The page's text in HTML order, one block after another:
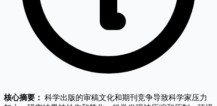
核心摘要： 科学出版的审稿文化和期刊竞争导致科学家压力